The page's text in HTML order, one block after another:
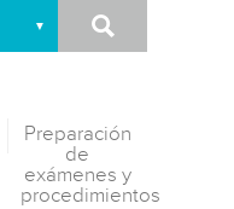
Buscar
Preparación
de
exámenes y
procedimientos